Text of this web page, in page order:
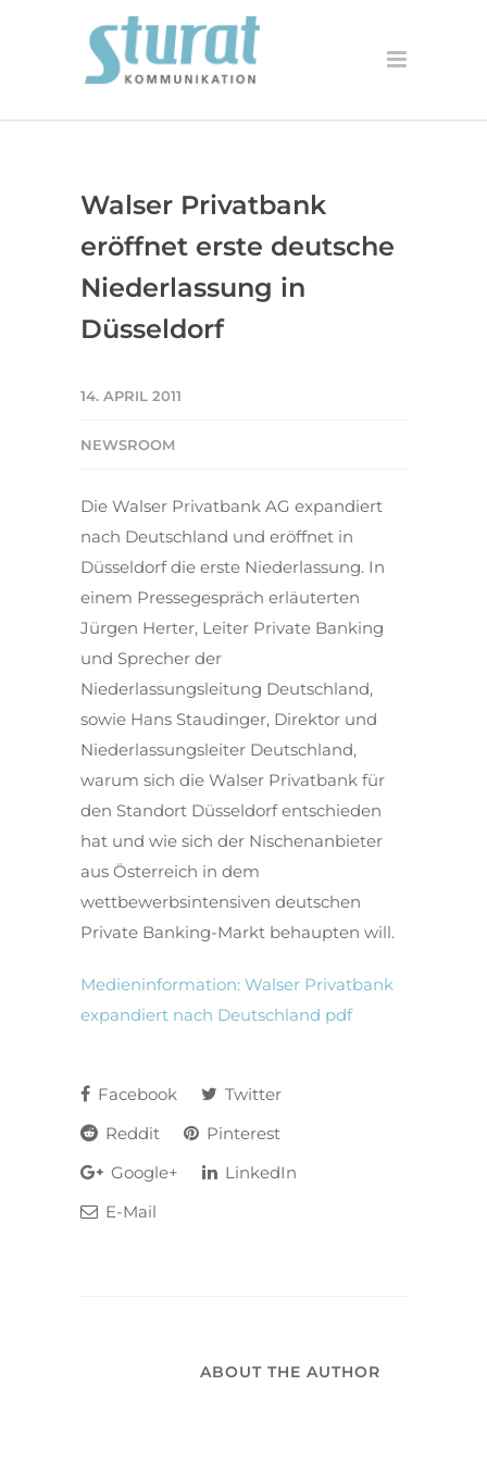
Walser Privatbank
eröffnet erste deutsche
Niederlassung in
Düsseldorf
14. APRIL 2011
NEWSROOM
Die Walser Privatbank AG expandiert
nach Deutschland und eröffnet in
Düsseldorf die erste Niederlassung. In
einem Pressegespräch erläuterten
Jürgen Herter, Leiter Private Banking
und Sprecher der
Niederlassungsleitung Deutschland,
sowie Hans Staudinger, Direktor und
Niederlassungsleiter Deutschland,
warum sich die Walser Privatbank für
den Standort Düsseldorf entschieden
hat und wie sich der Nischenanbieter
aus Österreich in dem
wettbewerbsintensiven deutschen
Private Banking-Markt behaupten will.
Medieninformation: Walser Privatbank
expandiert nach Deutschland pdf
Facebook
Twitter
Reddit
Pinterest
Google+
LinkedIn
E-Mail
ABOUT THE AUTHOR